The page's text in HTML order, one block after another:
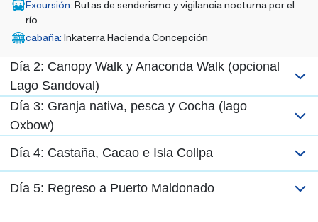
chotacabras, búhos, capibaras y caimanes grandes. Al regresar
al albergue, podrá disfrutar de una deliciosa cena en el comedor
principal. Después, puede relajarse en su cabaña o salir a los
jardines para disfrutar más de la selva tropical y la cacofonía de
los magníficos sonidos de la selva amazónica por la noche.
Excursión: Rutas de senderismo y vigilancia nocturna por el
río
cabaña: Inkaterra Hacienda Concepción
Día 2: Canopy Walk y Anaconda Walk (opcional
Lago Sandoval)
Día 3: Granja nativa, pesca y Cocha (lago
Oxbow)
Día 4: Castaña, Cacao e Isla Collpa
Día 5: Regreso a Puerto Maldonado